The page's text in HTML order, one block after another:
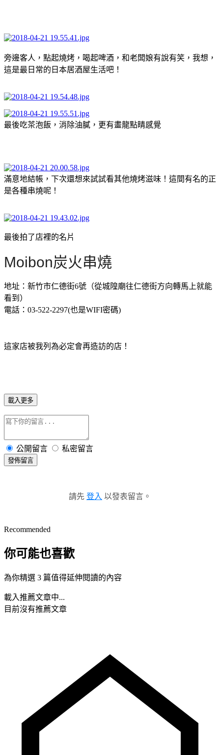
旁邊客人，點起燒烤，喝起啤酒，和老闆娘有說有笑，我想，
這是最日常的日本居酒屋生活吧！
最後吃茶泡飯，消除油膩，更有畫龍點睛感覺
滿意地結帳，下次還想來試試看其他燒烤滋味！這間有名的正
是各種串燒呢！
最後拍了店裡的名片
Moibon炭火串燒
地址：新竹市仁德街6號（從城隍廟往仁德街方向轉馬上就能
看到）
電話：03-522-2297(也是WIFI密碼)
這家店被我列為必定會再造訪的店！
載入更多
公開留言 私密留言
發佈留言
請先 登入 以發表留言。
Recommended
你可能也喜歡
為你精選 3 篇值得延伸閱讀的內容
載入推薦文章中...
目前沒有推薦文章